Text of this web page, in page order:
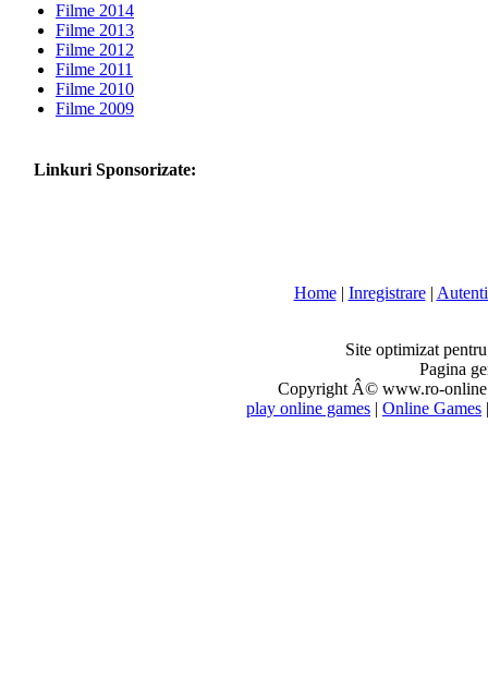
Filme 2014
Filme 2013
Filme 2012
Filme 2011
Filme 2010
Filme 2009
Linkuri Sponsorizate:
Home| Inregistrare|
Site optimizat
Pagina
Copyright Â© www.ro-
play online games | Online Games